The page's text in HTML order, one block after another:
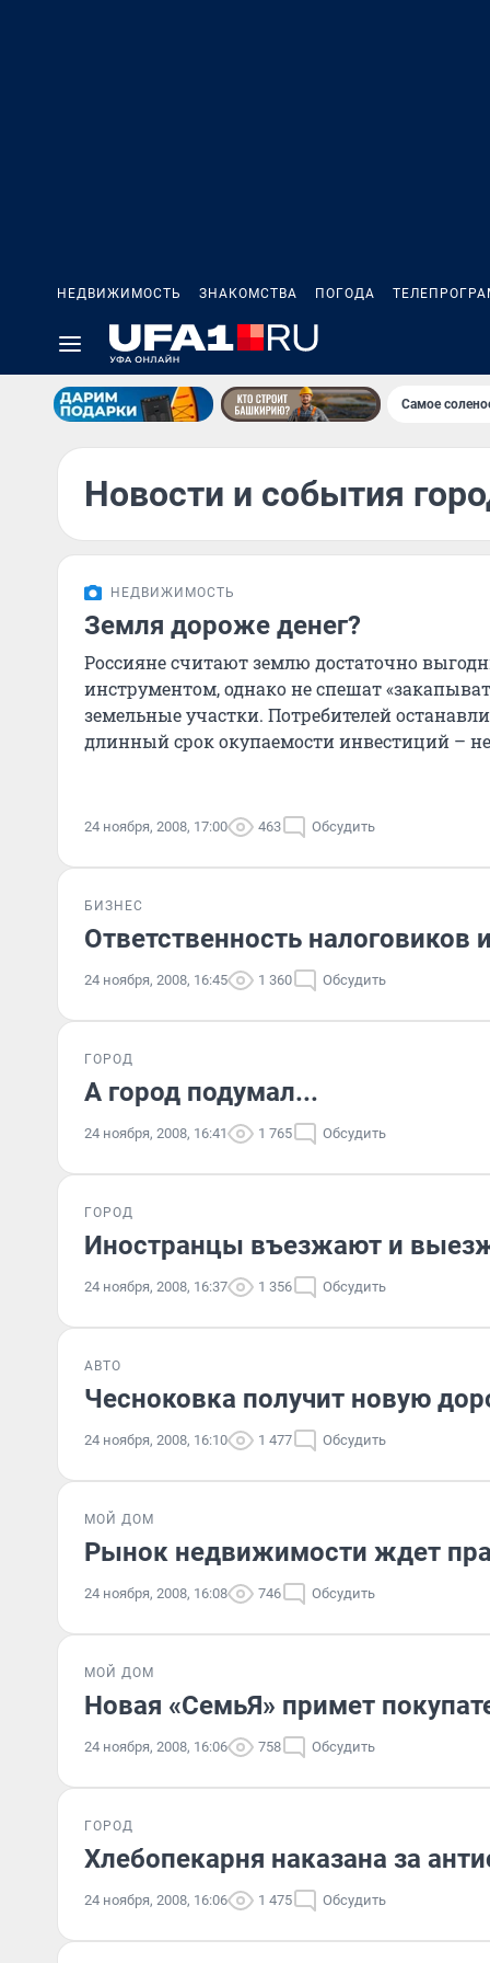
НЕДВИЖИМОСТЬ ЗНАКОМСТВА ПОГОДА
Самое
Новости и события
НЕДВИЖИМОСТЬ
Земля дороже денег?
Россияне считают землю достаточно
инструментом, однако не спешат
земельные участки. Потребителей
длинный срок окупаемости инвестиций – не
24 ноября, 2008, 17:00 463 Обсудить
БИЗНЕС
Ответственность налоговиков
24 ноября, 2008, 16:45 1 360 Обсудить
ГОРОД
А город подумал...
24 ноября, 2008, 16:41 1 765 Обсудить
ГОРОД
Иностранцы въезжают и
24 ноября, 2008, 16:37 1 356 Обсудить
АВТО
Чесноковка получит новую
24 ноября, 2008, 16:10 1 477 Обсудить
МОЙ ДОМ
Рынок недвижимости ждет
24 ноября, 2008, 16:08 746 Обсудить
МОЙ ДОМ
Новая «СемьЯ» примет
24 ноября, 2008, 16:06 758 Обсудить
ГОРОД
Хлебопекарня наказана за
24 ноября, 2008, 16:06 1 475 Обсудить